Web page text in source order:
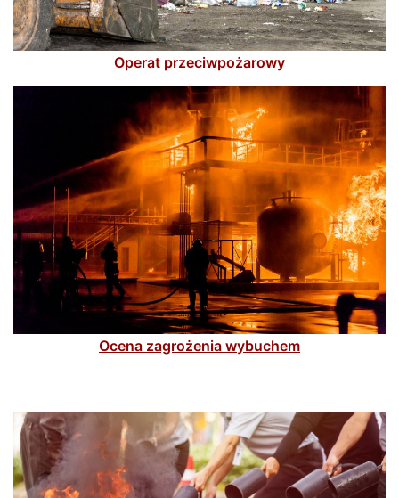
Operat przeciwpożarowy
Ocena zagrożenia wybuchem